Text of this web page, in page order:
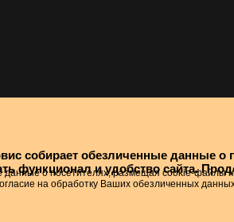
собирает обезличенные данные
функционал и удобство сайта.
о посетителях, размещая cookie-файлы
на обработку Ваших обезличенных